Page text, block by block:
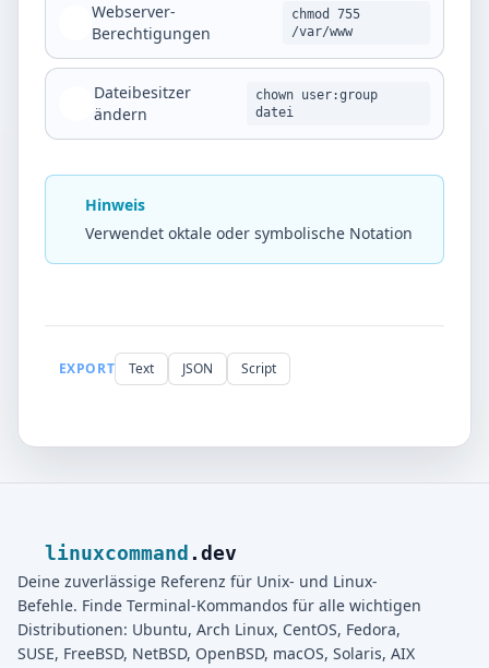
Webserver-
Berechtigungen
chmod 755
/var/www
Dateibesitzer
ändern
chown user:group
datei
Hinweis
Verwendet oktale oder symbolische Notation
EXPORT Text JSON Script
linuxcommand .dev
Deine zuverlässige Referenz für Unix- und Linux-
Befehle. Finde Terminal-Kommandos für alle wichtigen
Distributionen: Ubuntu, Arch Linux, CentOS, Fedora,
SUSE, FreeBSD, NetBSD, OpenBSD, macOS, Solaris, AIX